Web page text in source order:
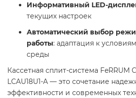
Информативный LED-
текущих настроек
Автоматический выбор
работы: адаптация к
среды
Кассетная сплит-система FeRRUM
LCAU18U1-A — это сочетание
эффективности и современных